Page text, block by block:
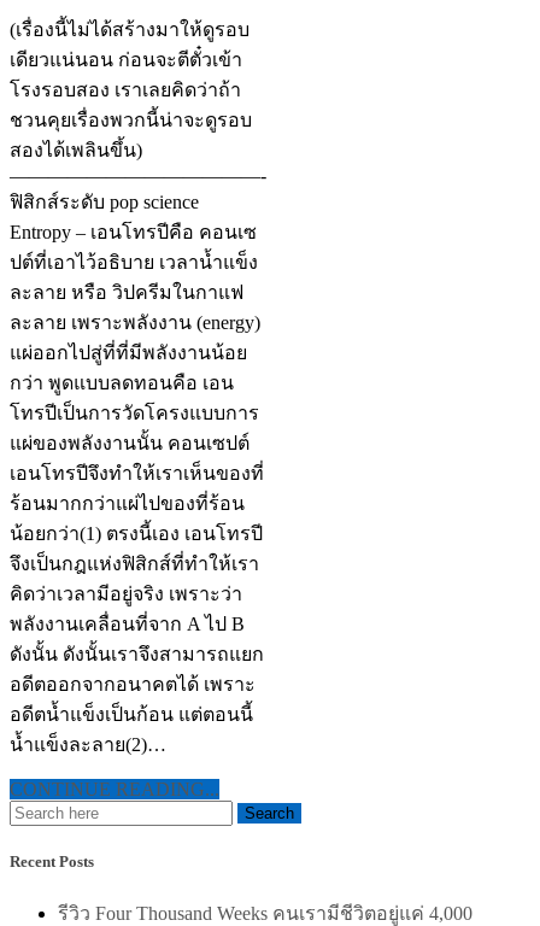
(เรื่องนี้ไม่ได้สร้างมาให้ดูรอบ
เดียวแน่นอน ก่อนจะตีตั๋วเข้า
โรงรอบสอง เราเลยคิดว่าถ้า
ชวนคุยเรื่องพวกนี้น่าจะดูรอบ
สองได้เพลินขึ้น)
—————————————-
ฟิสิกส์ระดับ pop science
Entropy – เอนโทรปีคือ คอนเซ
ปต์ที่เอาไว้อธิบาย เวลาน้ำแข็ง
ละลาย หรือ วิปครีมในกาแฟ
ละลาย เพราะพลังงาน (energy)
แผ่ออกไปสู่ที่ที่มีพลังงานน้อย
กว่า พูดแบบลดทอนคือ เอน
โทรปีเป็นการวัดโครงแบบการ
แผ่ของพลังงานนั้น คอนเซปต์
เอนโทรปีจึงทำให้เราเห็นของที่
ร้อนมากกว่าแผ่ไปของที่ร้อน
น้อยกว่า(1) ตรงนี้เอง เอนโทรปี
จึงเป็นกฎแห่งฟิสิกส์ที่ทำให้เรา
คิดว่าเวลามีอยู่จริง เพราะว่า
พลังงานเคลื่อนที่จาก A ไป B
ดังนั้น ดังนั้นเราจึงสามารถแยก
อดีตออกจากอนาคตได้ เพราะ
อดีตน้ำแข็งเป็นก้อน แต่ตอนนี้
น้ำแข็งละลาย(2)…
CONTINUE READING...
Recent Posts
รีวิว Four Thousand Weeks คนเรามีชีวิตอยู่แค่ 4,000